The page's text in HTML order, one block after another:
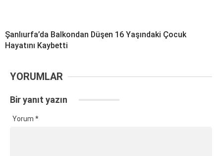
Şanlıurfa’da Balkondan Düşen 16 Yaşındaki Çocuk
Hayatını Kaybetti
YORUMLAR
Bir yanıt yazın
Yorum *